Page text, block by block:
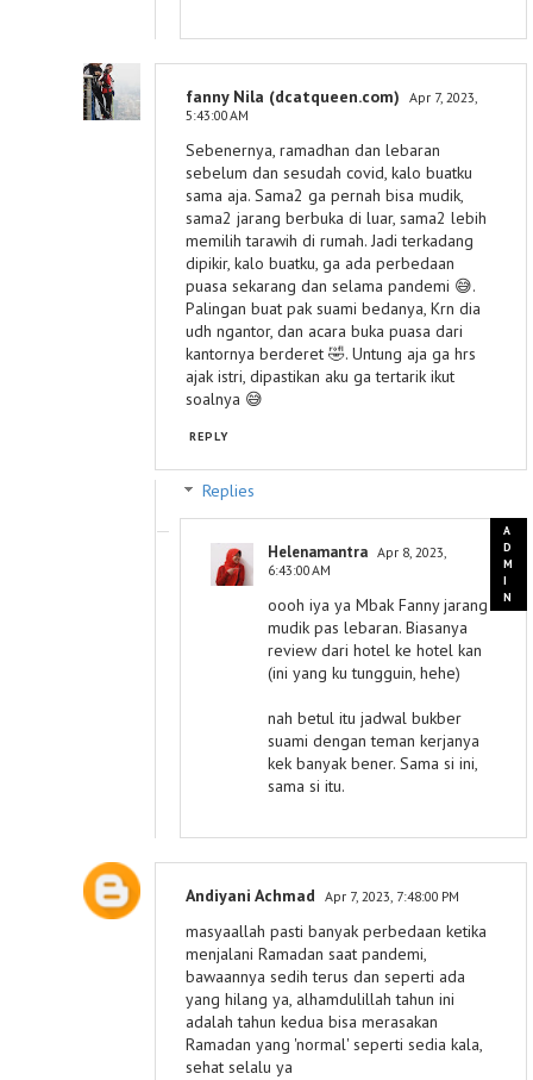
fanny Nila (dcatqueen.com) Apr 7, 2023,
5:43:00 AM
Sebenernya, ramadhan dan lebaran
sebelum dan sesudah covid, kalo buatku
sama aja. Sama2 ga pernah bisa mudik,
sama2 jarang berbuka di luar, sama2 lebih
memilih tarawih di rumah. Jadi terkadang
dipikir, kalo buatku, ga ada perbedaan
puasa sekarang dan selama pandemi 😅.
Palingan buat pak suami bedanya, Krn dia
udh ngantor, dan acara buka puasa dari
kantornya berderet 🤣. Untung aja ga hrs
ajak istri, dipastikan aku ga tertarik ikut
soalnya 😅
REPLY
Replies
Helenamantra Apr 8, 2023,
6:43:00 AM
oooh iya ya Mbak Fanny jarang
mudik pas lebaran. Biasanya
review dari hotel ke hotel kan
(ini yang ku tungguin, hehe)
nah betul itu jadwal bukber
suami dengan teman kerjanya
kek banyak bener. Sama si ini,
sama si itu.
Andiyani Achmad Apr 7, 2023, 7:48:00 PM
masyaallah pasti banyak perbedaan ketika
menjalani Ramadan saat pandemi,
bawaannya sedih terus dan seperti ada
yang hilang ya, alhamdulillah tahun ini
adalah tahun kedua bisa merasakan
Ramadan yang 'normal' seperti sedia kala,
sehat selalu ya